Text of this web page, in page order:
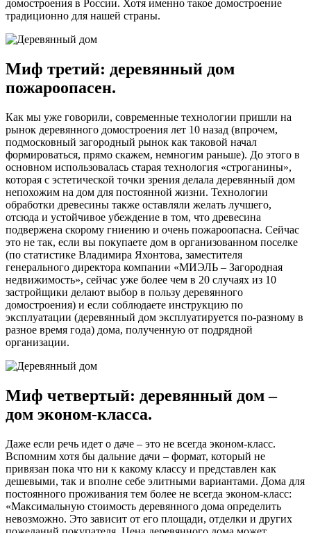
домостроения в России. Хотя именно такое домостроение
традиционно для нашей страны.
Миф третий: деревянный дом
пожароопасен.
Как мы уже говорили, современные технологии пришли на
рынок деревянного домостроения лет 10 назад (впрочем,
подмосковный загородный рынок как таковой начал
формироваться, прямо скажем, немногим раньше). До этого в
основном использовалась старая технология «строганины»,
которая с эстетической точки зрения делала деревянный дом
непохожим на дом для постоянной жизни. Технологии
обработки древесины также оставляли желать лучшего,
отсюда и устойчивое убеждение в том, что древесина
подвержена скорому гниению и очень пожароопасна. Сейчас
это не так, если вы покупаете дом в организованном поселке
(по статистике Владимира Яхонтова, заместителя
генерального директора компании «МИЭЛЬ – Загородная
недвижимость», сейчас уже более чем в 20 случаях из 10
застройщики делают выбор в пользу деревянного
домостроения) и если соблюдаете инструкцию по
эксплуатации (деревянный дом эксплуатируется по-разному в
разное время года) дома, полученную от подрядной
организации.
Миф четвертый: деревянный дом –
дом эконом-класса.
Даже если речь идет о даче – это не всегда эконом-класс.
Вспомним хотя бы дальние дачи – формат, который не
привязан пока что ни к какому классу и представлен как
дешевыми, так и вполне себе элитными вариантами. Дома для
постоянного проживания тем более не всегда эконом-класс:
«Максимальную стоимость деревянного дома определить
невозможно. Это зависит от его площади, отделки и других